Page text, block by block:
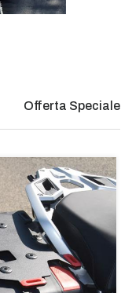
Offerta Speciale